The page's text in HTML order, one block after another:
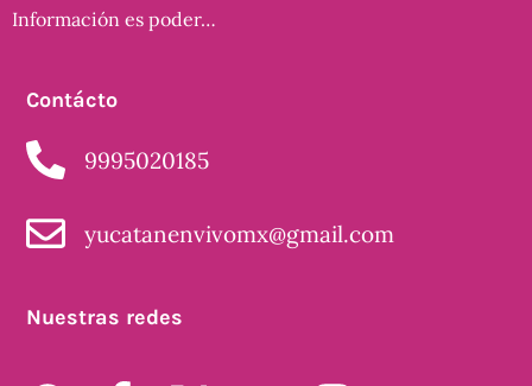
Información es poder…
Contácto
9995020185
yucatanenvivomx@gmail.com
Nuestras redes